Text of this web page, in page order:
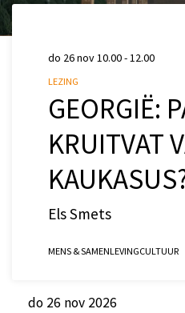
GEORGIË:
KRUITVAT
Els Smets
LEZING
do 26 nov10.00 - 12.00
MENS & SAMENLEVINGCULTUUR
do 26 nov 2026